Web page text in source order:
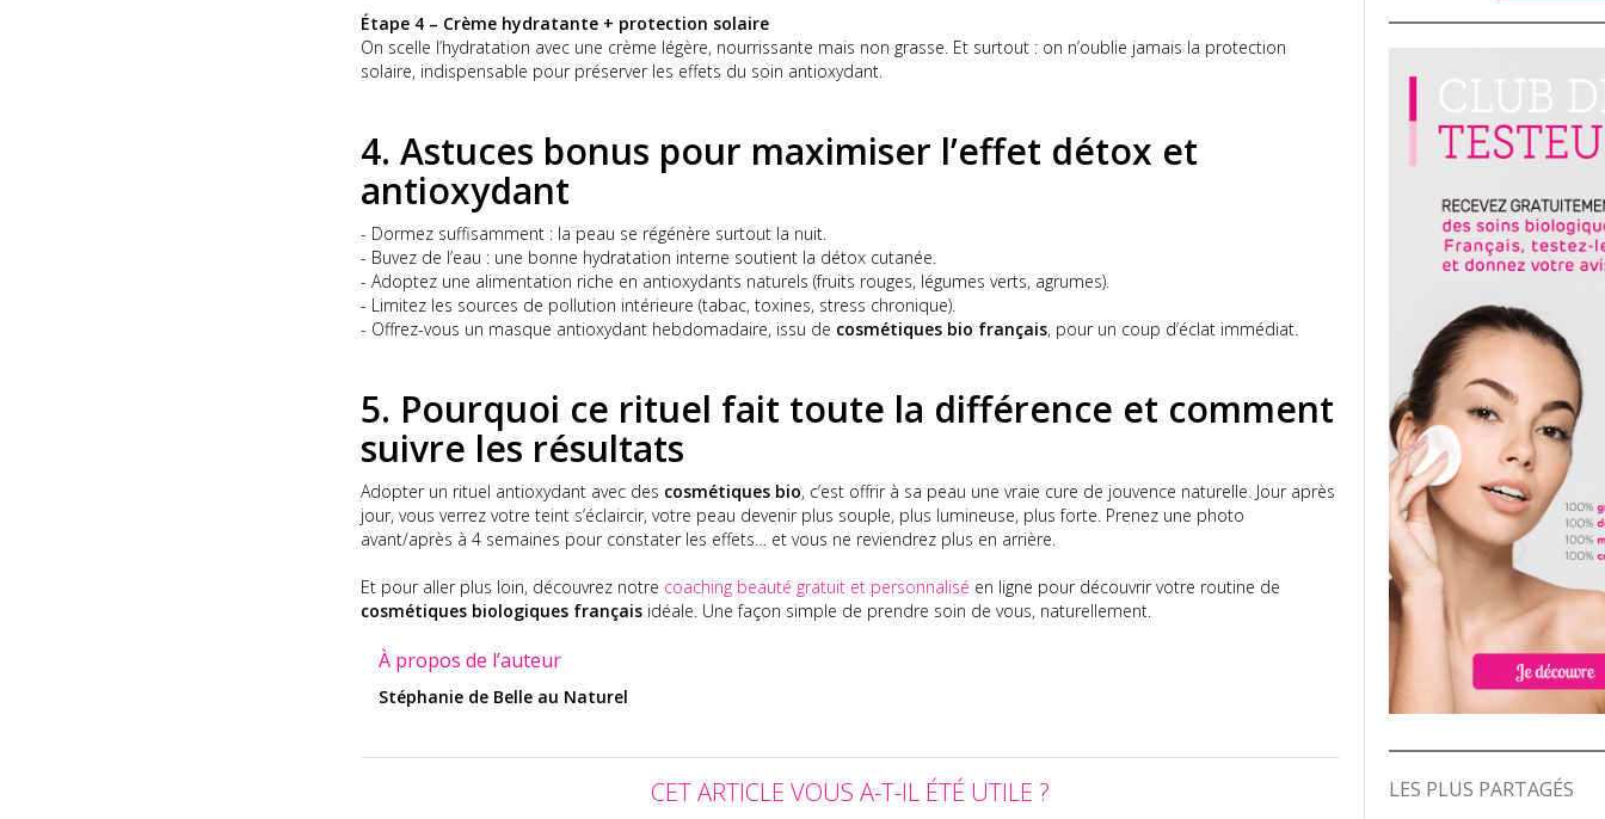
Étape 4 – Crème hydratante + protection solaire
On scelle l’hydratation avec une crème légère, nourrissante mais non grasse. Et surtout : on n’oublie jamais la protection
solaire, indispensable pour préserver les effets du soin antioxydant.
4. Astuces bonus pour maximiser l’effet détox et
antioxydant
- Dormez suffisamment : la peau se régénère surtout la nuit.
- Buvez de l’eau : une bonne hydratation interne soutient la détox cutanée.
- Adoptez une alimentation riche en antioxydants naturels (fruits rouges, légumes verts, agrumes).
- Limitez les sources de pollution intérieure (tabac, toxines, stress chronique).
- Offrez-vous un masque antioxydant hebdomadaire, issu de cosmétiques bio français, pour un coup d’éclat immédiat.
5. Pourquoi ce rituel fait toute la différence et comment
suivre les résultats
Adopter un rituel antioxydant avec des cosmétiques bio, c’est offrir à sa peau une vraie cure de jouvence naturelle. Jour après
jour, vous verrez votre teint s’éclaircir, votre peau devenir plus souple, plus lumineuse, plus forte. Prenez une photo
avant/après à 4 semaines pour constater les effets… et vous ne reviendrez plus en arrière.
Et pour aller plus loin, découvrez notre coaching beauté gratuit et personnalisé en ligne pour découvrir votre routine de
cosmétiques biologiques français idéale. Une façon simple de prendre soin de vous, naturellement.
À propos de l’auteur
Stéphanie de Belle au Naturel
CET ARTICLE VOUS A-T-IL ÉTÉ UTILE ? LES PLUS PARTAGÉS